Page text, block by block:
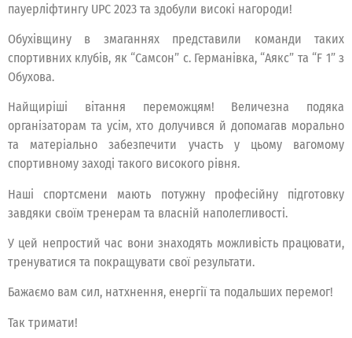
пауерліфтингу UPC 2023 та здобули високі нагороди!
Обухівщину в змаганнях представили команди таких
спортивних клубів, як “Самсон” с. Германівка, “Аякс” та “F 1” з
Обухова.
Найщиріші вітання переможцям! Величезна подяка
організаторам та усім, хто долучився й допомагав морально
та матеріально забезпечити участь у цьому вагомому
спортивному заході такого високого рівня.
Наші спортсмени мають потужну професійну підготовку
завдяки своїм тренерам та власній наполегливості.
У цей непростий час вони знаходять можливість працювати,
тренуватися та покращувати свої результати.
Бажаємо вам сил, натхнення, енергії та подальших перемог!
Так тримати!